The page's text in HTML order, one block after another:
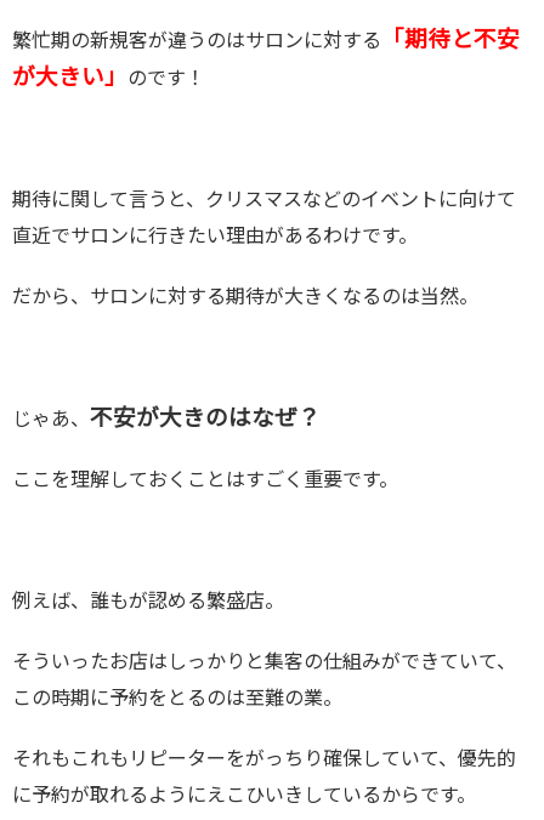
繁忙期の新規客が違うのはサロンに対する
「期待と不安
が大きい」
のです！
期待に関して言うと、クリスマスなどのイベントに向けて
直近でサロンに行きたい理由があるわけです。
だから、サロンに対する期待が大きくなるのは当然。
じゃあ、 不安が大きのはなぜ？
ここを理解しておくことはすごく重要です。
例えば、誰もが認める繁盛店。
そういったお店はしっかりと集客の仕組みができていて、
この時期に予約をとるのは至難の業。
それもこれもリピーターをがっちり確保していて、優先的
に予約が取れるようにえこひいきしているからです。